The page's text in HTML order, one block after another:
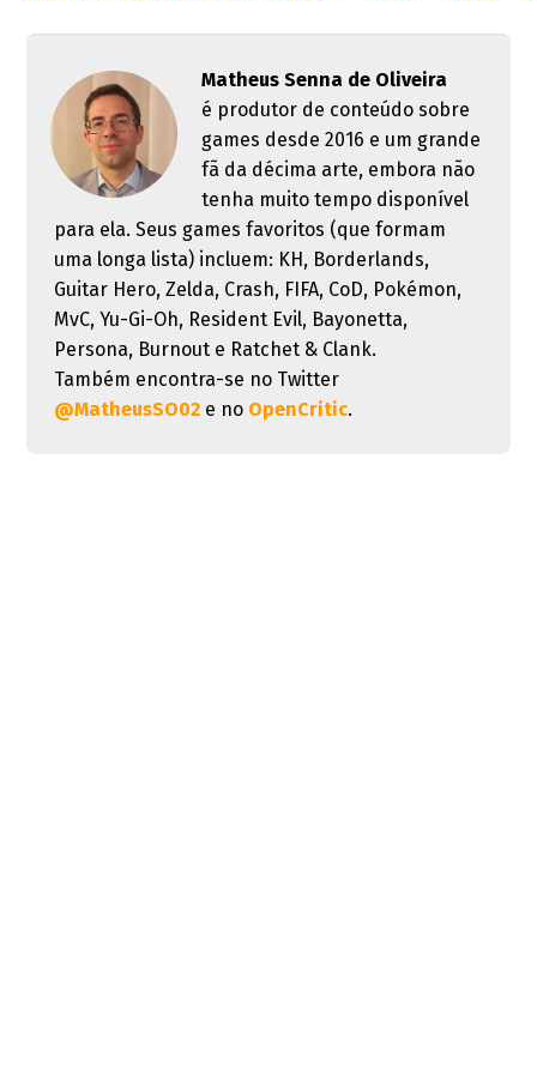
Matheus Senna de Oliveira
é produtor de conteúdo sobre
games desde 2016 e um grande
fã da décima arte, embora não
tenha muito tempo disponível
para ela. Seus games favoritos (que formam
uma longa lista) incluem: KH, Borderlands,
Guitar Hero, Zelda, Crash, FIFA, CoD, Pokémon,
MvC, Yu-Gi-Oh, Resident Evil, Bayonetta,
Persona, Burnout e Ratchet & Clank.
Também encontra-se no Twitter
@MatheusSO02e no OpenCritic.